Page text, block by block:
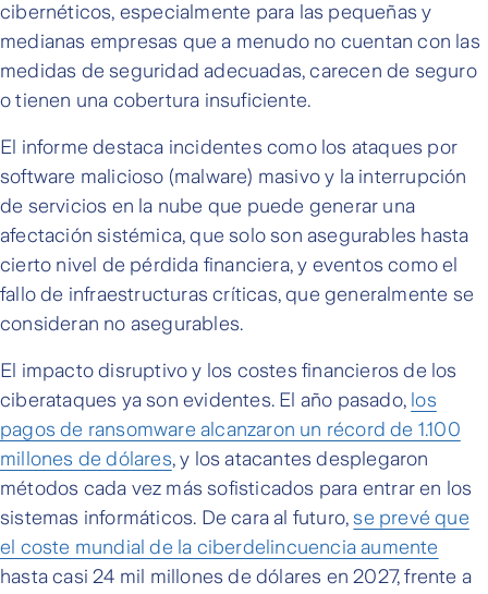
cibernéticos, especialmente para las pequeñas y
medianas empresas que a menudo no cuentan con las
medidas de seguridad adecuadas, carecen de seguro
o tienen una cobertura insuficiente.
El informe destaca incidentes como los ataques por
software malicioso (malware) masivo y la interrupción
de servicios en la nube que puede generar una
afectación sistémica, que solo son asegurables hasta
cierto nivel de pérdida financiera, y eventos como el
fallo de infraestructuras críticas, que generalmente se
consideran no asegurables.
El impacto disruptivo y los costes financieros de los
ciberataques ya son evidentes. El año pasado, los
pagos de ransomware alcanzaron un récord de 1.100
millones de dólares, y los atacantes desplegaron
métodos cada vez más sofisticados para entrar en los
sistemas informáticos. De cara al futuro,se prevé que
el coste mundial de la ciberdelincuencia aumente
hasta casi 24 mil millones de dólares en 2027, frente a